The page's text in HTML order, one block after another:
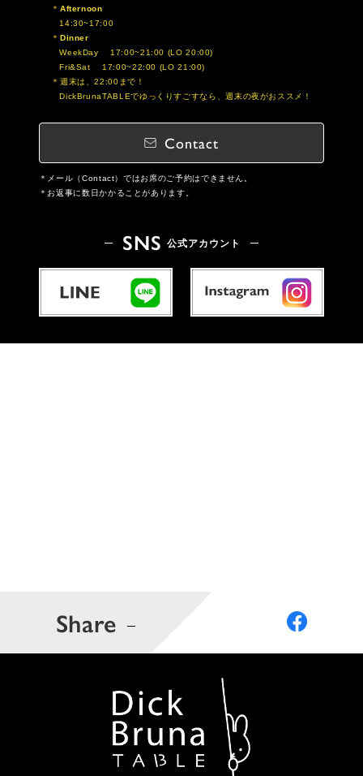
Afternoon
14:30~17:00
Dinner
WeekDay 17:00~21:00 (LO 20:00)
Fri&Sat 17:00~22:00 (LO 21:00)
週末は、22:00まで！
DickBrunaTABLEでゆっくりすごすなら、週末の夜がおススメ！
Contact
メール（Contact）ではお席のご予約はできません。
お返事に数日かかることがあります。
SNS 公式アカウント
Share